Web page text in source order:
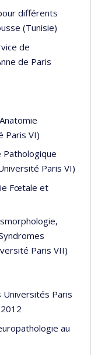
différents
(Tunisie)
de
de Paris
Paris VI)
Pathologique
Paris VI)
Fœtale et
Paris VII)
Universités Paris
au